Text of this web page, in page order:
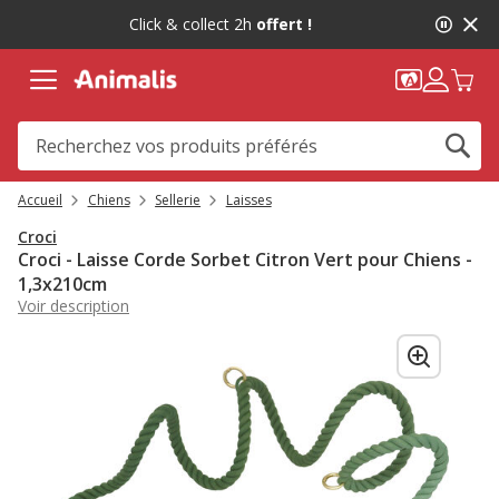
message,
Click & collect 2h offert !
Accueil Chiens Sellerie Laisses
Croci
Croci - Laisse Corde Sorbet Citron Vert pour Chiens -
1,3x210cm
Voir description